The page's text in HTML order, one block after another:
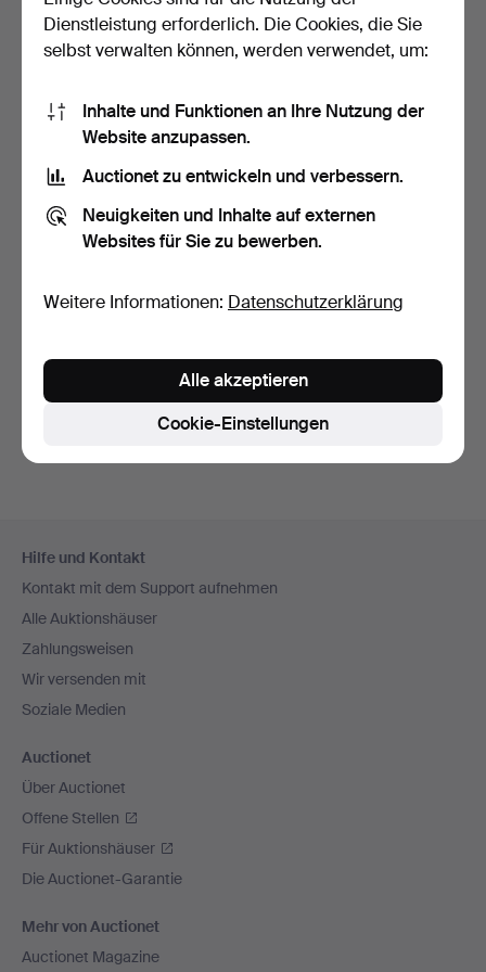
Sekretärklappe, englisch…
Sie können auch in
Beendete Auktionen aus unserem
Navigation
Hilfe und Kontakt
Kontakt mit dem Support aufnehmen
Alle Auktionshäuser
Zahlungsweisen
Wir versenden mit
Soziale Medien
Auctionet
Über Auctionet
Offene Stellen
Für Auktionshäuser
Die Auctionet-Garantie
Mehr von Auctionet
Auctionet Magazine
Dienstleistung erforderlich. Die Cookies, die Sie
selbst verwalten können, werden verwendet, um:
Inhalte und Funktionen an Ihre Nutzung der
Website anzupassen.
Auctionet zu entwickeln und verbessern.
Neuigkeiten und Inhalte auf externen
Websites für Sie zu bewerben.
Weitere Informationen: Datenschutzerklärung
Cookie-Einstellungen
Alle akzeptieren